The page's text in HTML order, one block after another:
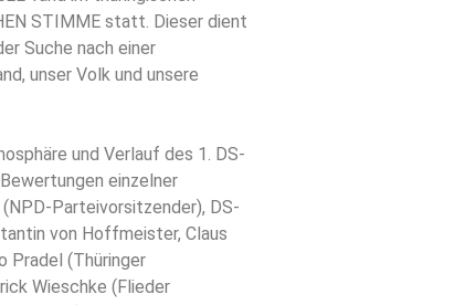
STIMME statt. Dieser dient
Suche nach einer
unser Volk und unsere
und Verlauf des 1. DS-
einzelner
(NPD-Parteivorsitzender), DS-
von Hoffmeister, Claus
Pradel (Thüringer
Wieschke (Flieder